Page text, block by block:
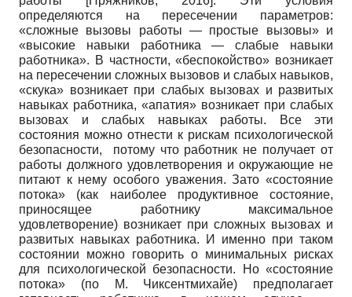
определяются на пересечении параметров:
«сложные вызовы работы — простые вызовы» и
«высокие навыки работника — слабые навыки
работника». В частности, «беспокойство» возникает
на пересечении сложных вызовов и слабых навыков,
«скука» возникает при слабых вызовах и развитых
навыках работника, «апатия» возникает при слабых
вызовах и слабых навыках работы. Все эти
состояния можно отнести к рискам психологической
безопасности, потому что работник не получает от
работы должного удовлетворения и окружающие не
питают к нему особого уважения. Зато «состояние
потока» (как наиболее продуктивное состояние,
приносящее работнику максимальное
удовлетворение) возникает при сложных вызовах и
развитых навыках работника. И именно при таком
состоянии можно говорить о минимальных рисках
для психологической безопасности. Но «состояние
потока» (по М. Чиксентмихайе) предполагает